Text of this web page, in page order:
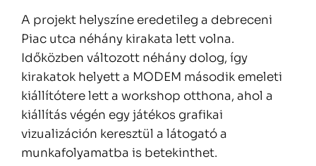
A projekt helyszíne eredetileg a debreceni
Piac utca néhány kirakata lett volna.
Időközben változott néhány dolog, így
kirakatok helyett a MODEM második emeleti
kiállítótere lett a workshop otthona, ahol a
kiállítás végén egy játékos grafikai
vizualizáción keresztül a látogató a
munkafolyamatba is betekinthet.